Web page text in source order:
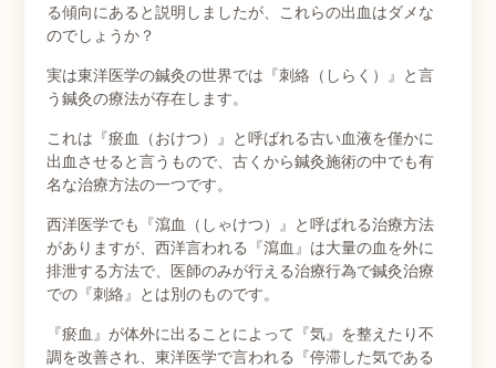
る傾向にあると説明しましたが、これらの出血はダメな
のでしょうか？
実は東洋医学の鍼灸の世界では『刺絡（しらく）』と言
う鍼灸の療法が存在します。
これは『瘀血（おけつ）』と呼ばれる古い血液を僅かに
出血させると言うもので、古くから鍼灸施術の中でも有
名な治療方法の一つです。
西洋医学でも『瀉血（しゃけつ）』と呼ばれる治療方法
がありますが、西洋言われる『瀉血』は大量の血を外に
排泄する方法で、医師のみが行える治療行為で鍼灸治療
での『刺絡』とは別のものです。
『瘀血』が体外に出ることによって『気』を整えたり不
調を改善され、東洋医学で言われる『停滞した気である